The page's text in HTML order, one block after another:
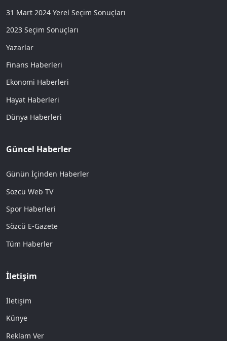
31 Mart 2024 Yerel Seçim Sonuçları
2023 Seçim Sonuçları
Yazarlar
Finans Haberleri
Ekonomi Haberleri
Hayat Haberleri
Dünya Haberleri
Güncel Haberler
Günün İçinden Haberler
Sözcü Web TV
Spor Haberleri
Sözcü E-Gazete
Tüm Haberler
İletişim
İletişim
Künye
Reklam Ver